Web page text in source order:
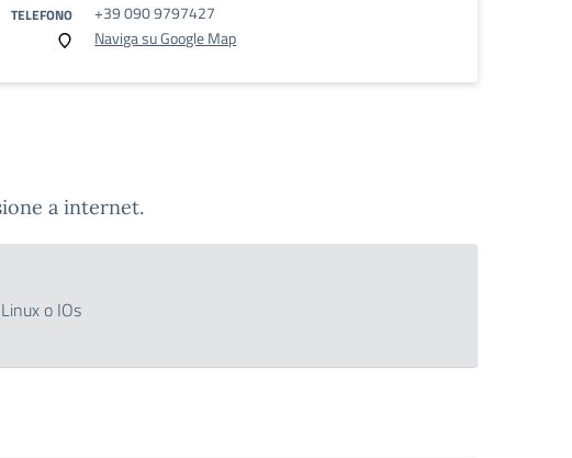
TELEFONO
+39 090 9797427
Naviga su Google Map
a internet.
o IOs